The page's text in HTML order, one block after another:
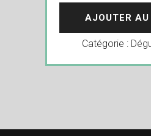
AJOUTER AU
Catégorie :